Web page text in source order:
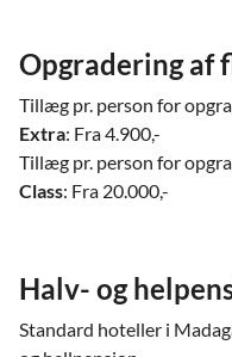
Opgradering af
Tillæg pr. person for
Extra: Fra 4.900,-
Tillæg pr. person for
Class: Fra 20.000,-
Halv- og
Standard hoteller i